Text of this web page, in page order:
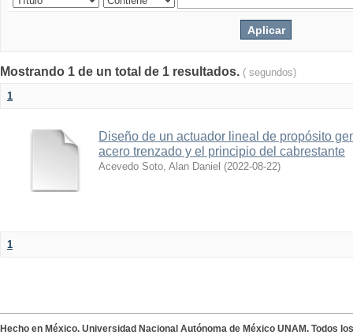
Mostrando 1 de un total de 1 resultados. ( segundos)
1
Diseño de un actuador lineal de propósito
acero trenzado y el principio del cabrestante
Acevedo Soto, Alan Daniel (2022-08-22)
1
Hecho en México. Universidad Nacional Autónoma de México UNAM. Todos